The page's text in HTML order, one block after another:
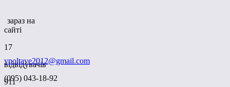
зараз на
сайті
17
відвідувачів
911
vpoltave2012@gmail.com
(095) 043-18-92